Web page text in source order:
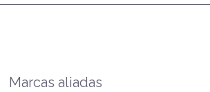
Marcas aliadas